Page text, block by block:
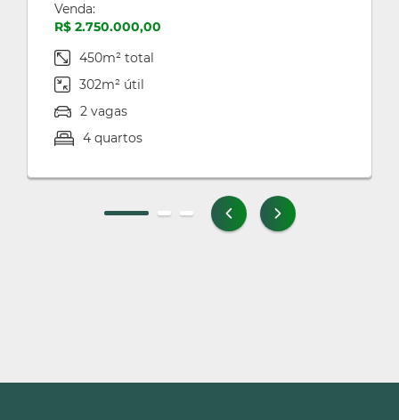
Venda:
R$ 2.750.000,00
450m² total
302m² útil
2 vagas
4 quartos